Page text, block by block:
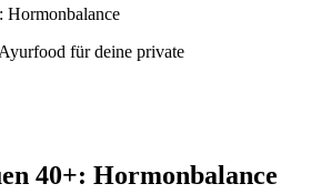
für deine private
40+: Hormonbalance